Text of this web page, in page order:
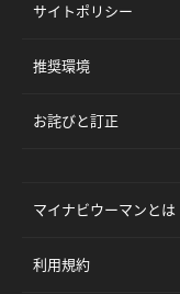
サイトポリシー
推奨環境
お詫びと訂正
マイナビウーマンとは
利用規約